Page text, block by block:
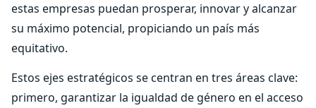
estas empresas puedan prosperar, innovar y alcanzar
su máximo potencial, propiciando un país más
equitativo.
Estos ejes estratégicos se centran en tres áreas clave:
primero, garantizar la igualdad de género en el acceso